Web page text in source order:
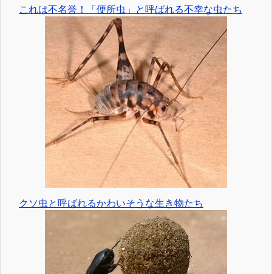
これは不名誉！「便所虫」と呼ばれる不幸な虫たち
クソ虫と呼ばれるかわいそうな生き物たち